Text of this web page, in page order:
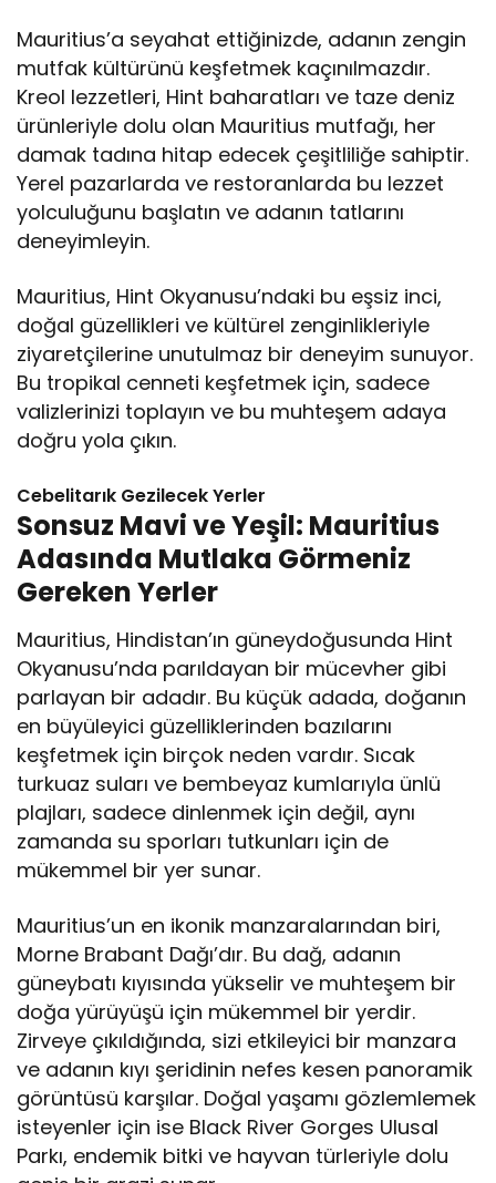
Mauritius’a seyahat ettiğinizde, adanın zengin
mutfak kültürünü keşfetmek kaçınılmazdır.
Kreol lezzetleri, Hint baharatları ve taze deniz
ürünleriyle dolu olan Mauritius mutfağı, her
damak tadına hitap edecek çeşitliliğe sahiptir.
Yerel pazarlarda ve restoranlarda bu lezzet
yolculuğunu başlatın ve adanın tatlarını
deneyimleyin.
Mauritius, Hint Okyanusu’ndaki bu eşsiz inci,
doğal güzellikleri ve kültürel zenginlikleriyle
ziyaretçilerine unutulmaz bir deneyim sunuyor.
Bu tropikal cenneti keşfetmek için, sadece
valizlerinizi toplayın ve bu muhteşem adaya
doğru yola çıkın.
Cebelitarık Gezilecek Yerler
Sonsuz Mavi ve Yeşil: Mauritius
Adasında Mutlaka Görmeniz
Gereken Yerler
Mauritius, Hindistan’ın güneydoğusunda Hint
Okyanusu’nda parıldayan bir mücevher gibi
parlayan bir adadır. Bu küçük adada, doğanın
en büyüleyici güzelliklerinden bazılarını
keşfetmek için birçok neden vardır. Sıcak
turkuaz suları ve bembeyaz kumlarıyla ünlü
plajları, sadece dinlenmek için değil, aynı
zamanda su sporları tutkunları için de
mükemmel bir yer sunar.
Mauritius’un en ikonik manzaralarından biri,
Morne Brabant Dağı’dır. Bu dağ, adanın
güneybatı kıyısında yükselir ve muhteşem bir
doğa yürüyüşü için mükemmel bir yerdir.
Zirveye çıkıldığında, sizi etkileyici bir manzara
ve adanın kıyı şeridinin nefes kesen panoramik
görüntüsü karşılar. Doğal yaşamı gözlemlemek
isteyenler için ise Black River Gorges Ulusal
Parkı, endemik bitki ve hayvan türleriyle dolu